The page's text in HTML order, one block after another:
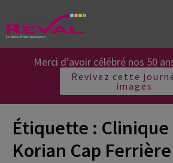
Merci d’avoir célébré nos 50
Revivez cette
images
Étiquette : Clinique
Korian Cap Ferrière